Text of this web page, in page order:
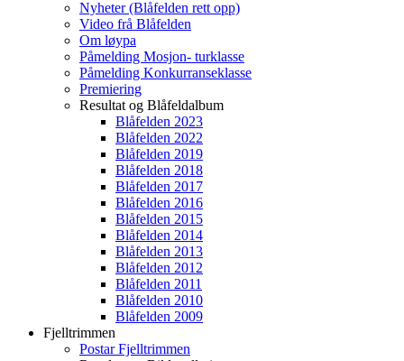
Nyheter (Blåfelden rett opp)
Video frå Blåfelden
Om løypa
Påmelding Mosjon- turklasse
Påmelding Konkurranseklasse
Premiering
Resultat og Blåfeldalbum
Blåfelden 2023
Blåfelden 2022
Blåfelden 2019
Blåfelden 2018
Blåfelden 2017
Blåfelden 2016
Blåfelden 2015
Blåfelden 2014
Blåfelden 2013
Blåfelden 2012
Blåfelden 2011
Blåfelden 2010
Blåfelden 2009
Fjelltrimmen
Postar Fjelltrimmen